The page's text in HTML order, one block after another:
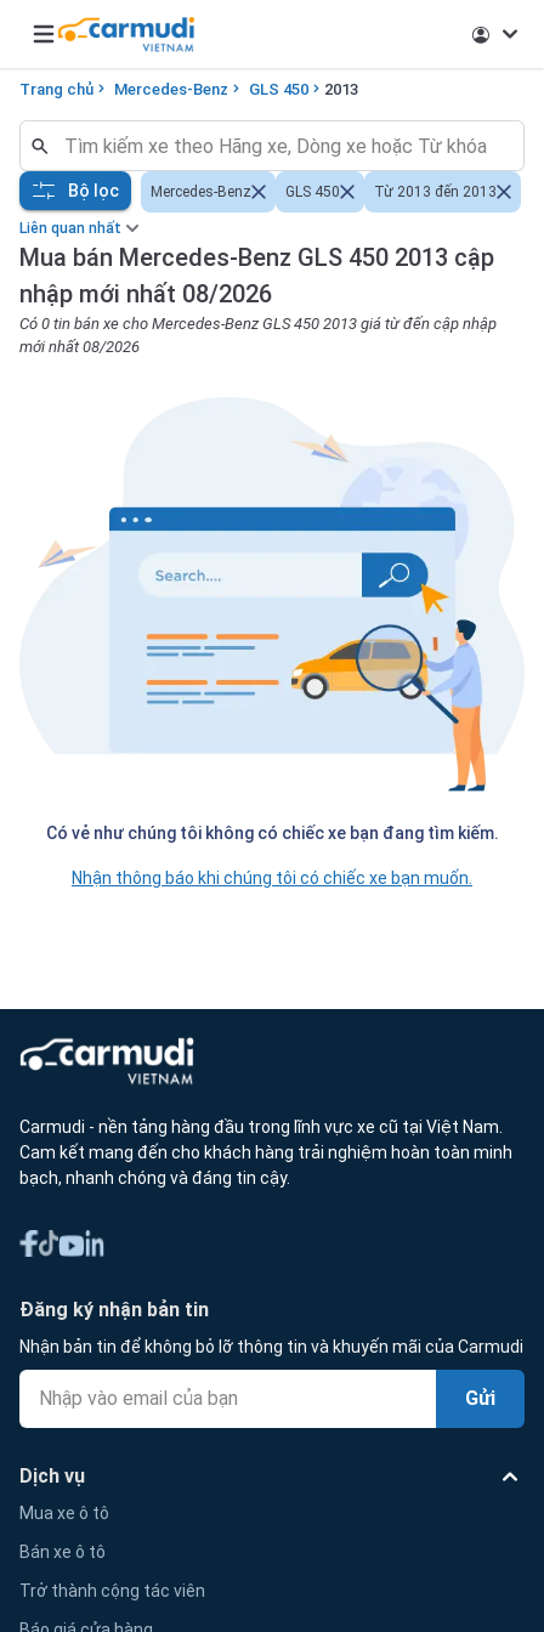
Open main menu
Trang chủ Mercedes-Benz GLS 450 2013
Liên quan nhất
Mua bán Mercedes-Benz GLS 450 2013 cập
nhập mới nhất 08/2026
Có 0 tin bán xe cho Mercedes-Benz GLS 450 2013 giá từ đến cập nhập
mới nhất 08/2026
Bộ lọc Mercedes-Benz GLS 450 Từ 2013 đến 2013
Có vẻ như chúng tôi không có chiếc xe bạn đang tìm kiếm.
Nhận thông báo khi chúng tôi có chiếc xe bạn muốn.
Carmudi - nền tảng hàng đầu trong lĩnh vực xe cũ tại Việt Nam.
Cam kết mang đến cho khách hàng trải nghiệm hoàn toàn minh
bạch, nhanh chóng và đáng tin cậy.
Đăng ký nhận bản tin
Nhận bản tin để không bỏ lỡ thông tin và khuyến mãi của Carmudi
Gửi
Dịch vụ
Mua xe ô tô
Bán xe ô tô
Trở thành cộng tác viên